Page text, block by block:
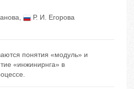
,
Р. И. Егорова
понятия «модуль» и
«инжинирнга» в